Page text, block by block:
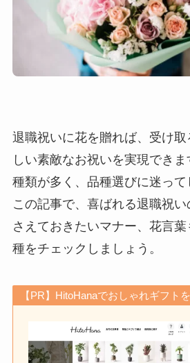
退職祝いに花を贈れば、受け
しい素敵なお祝いを実現でき
種類が多く、品種選びに迷って
この記事で、喜ばれる退職祝
さえておきたいマナー、花言
種をチェックしましょう。
【PR】HitoHanaでおしゃれギフト